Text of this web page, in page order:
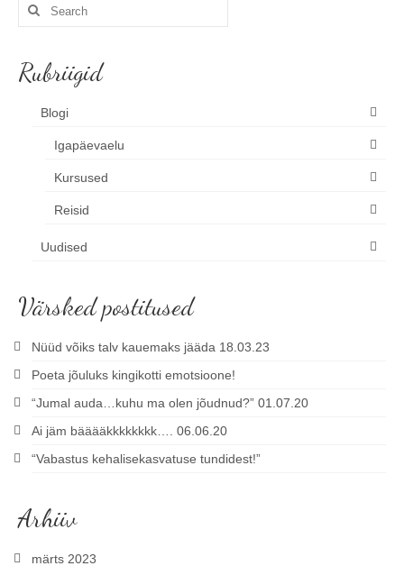
Search
Rubriigid
Blogi
Igapäevaelu
Kursused
Reisid
Uudised
Värsked postitused
Nüüd võiks talv kauemaks jääda 18.03.23
Poeta jõuluks kingikotti emotsioone!
“Jumal auda…kuhu ma olen jõudnud?” 01.07.20
Ai jäm bääääkkkkkkkk…. 06.06.20
“Vabastus kehalisekasvatuse tundidest!”
Arhiiv
märts 2023